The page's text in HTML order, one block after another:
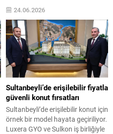
dönüşüm vizyonuyla yeniden
şekilleniyor. 15-19 Haziran
tarihleri arasında Adile Sultan
Kasrı’nda düzenlenen imza töreni,
yüzde 90 oranına ulaşan 612 hak
sahibinin katılımıyla tamamlandı.
İstanbul’un merkezi ve nitelikli
yaşam akslarından Validebağ’da
yer alan Murat Sitesi’nin kentsel
dönüşüm sürecinde önemli bir
aşama tamamlandı....
24.06.2026
Sultanbeyli’de erişilebilir fiyatla
güvenli konut fırsatları
Sultanbeyli’de erişilebilir konut için
örnek bir model hayata geçiriliyor.
Luxera GYO ve Sulkon iş birliğiyle